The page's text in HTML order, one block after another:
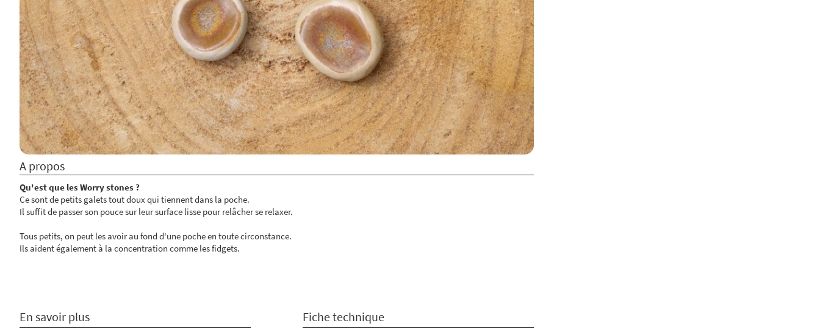
A propos
Qu'est que les Worry stones ?
Ce sont de petits galets tout doux qui tiennent dans la poche.
Il suffit de passer son pouce sur leur surface lisse pour relâcher se relaxer.
Tous petits, on peut les avoir au fond d'une poche en toute circonstance.
Ils aident également à la concentration comme les fidgets.
En savoir plus Fiche technique